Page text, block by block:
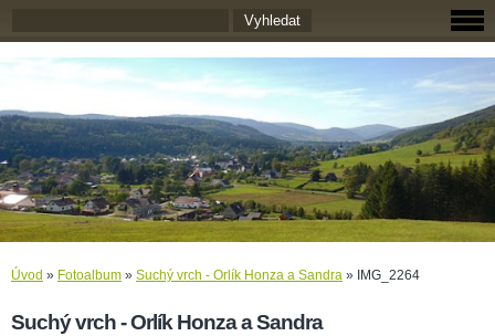
Úvod » Fotoalbum » Suchý vrch - Orlík Honza a Sandra » IMG_2264
Suchý vrch - Orlík Honza a Sandra